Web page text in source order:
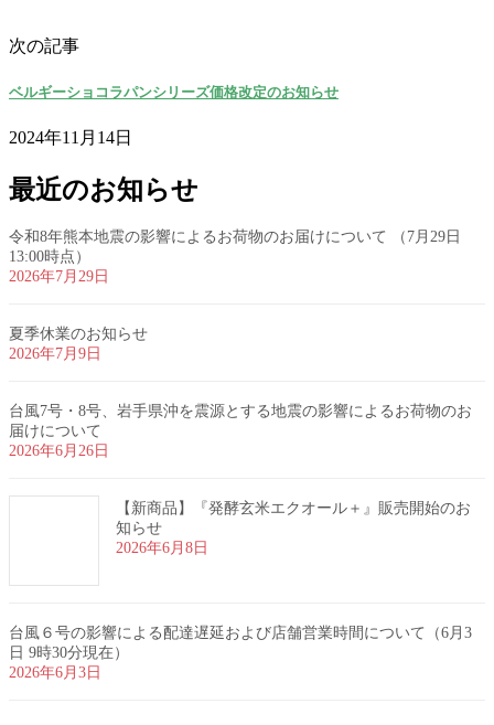
次の記事
ベルギーショコラパンシリーズ価格改定のお知らせ
2024年11月14日
最近のお知らせ
令和8年熊本地震の影響によるお荷物のお届けについて （7月29日
13:00時点）
2026年7月29日
夏季休業のお知らせ
2026年7月9日
台風7号・8号、岩手県沖を震源とする地震の影響によるお荷物のお
届けについて
2026年6月26日
【新商品】『発酵玄米エクオール＋』販売開始のお
知らせ
2026年6月8日
台風６号の影響による配達遅延および店舗営業時間について（6月3
日 9時30分現在）
2026年6月3日